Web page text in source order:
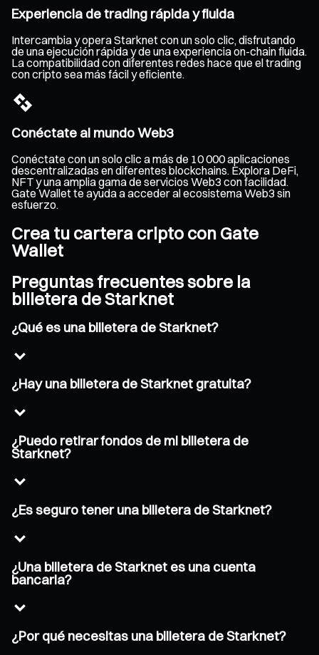
Experiencia de trading rápida y fluida
Intercambia y opera Starknet con un solo clic, disfrutando
de una ejecución rápida y de una experiencia on-chain fluida.
La compatibilidad con diferentes redes hace que el trading
con cripto sea más fácil y eficiente.
Conéctate al mundo Web3
Conéctate con un solo clic a más de 10 000 aplicaciones
descentralizadas en diferentes blockchains. Explora DeFi,
NFT y una amplia gama de servicios Web3 con facilidad.
Gate Wallet te ayuda a acceder al ecosistema Web3 sin
esfuerzo.
Crea tu cartera cripto con Gate
Wallet
Preguntas frecuentes sobre la
billetera de Starknet
¿Qué es una billetera de Starknet?
¿Hay una billetera de Starknet gratuita?
¿Puedo retirar fondos de mi billetera de
Starknet?
¿Es seguro tener una billetera de Starknet?
¿Una billetera de Starknet es una cuenta
bancaria?
¿Por qué necesitas una billetera de Starknet?